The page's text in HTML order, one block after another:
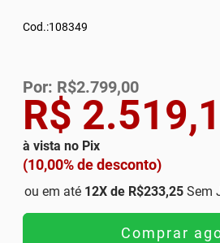
Cod.:108349
R$
à vista no Pix
(10,00% de desconto)
Por: R$2.799,00
ou em até 12X de R$233,25 Sem
Comprar